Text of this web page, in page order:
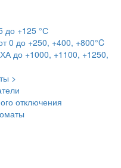
до +125 °С
0 до +250, +400, +800°C
до +1000, +1100, +1250,
>
отключения